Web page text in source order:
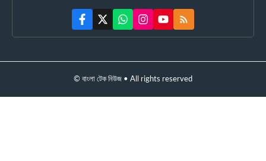
© বাংলা টেক নিউজ • All rights reserved